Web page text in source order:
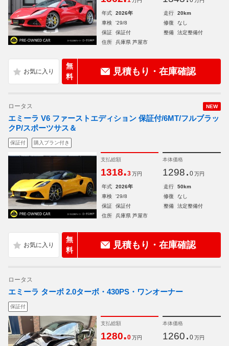
年式 2026年 走行
20km
車検
'29/8 修復
なし
保証
保証付 整備
法定整備付
住所
兵庫県 芦屋市
無
料
見積もり・在庫確認
NEW
ロータス
エミーラ V6 ファーストエディション 保証付/6MT/フルブラッ
クP/スポーツサス＆
保証付 購入プラン付き
支払総額
1318.3 万円
本体価格
1298. 0 万円
年式 2026年 走行
50km
車検
'29/8 修復
なし
保証
保証付 整備
法定整備付
住所
兵庫県 芦屋市
無
料
見積もり・在庫確認
ロータス
エミーラ ターボ 2.0ターボ・430PS・ワンオーナー
保証付
支払総額
1280.0 万円
本体価格
1260. 0 万円